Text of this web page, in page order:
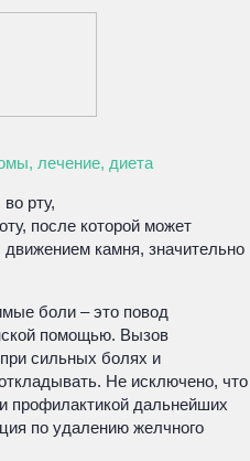
лечение, диета
рту,
после которой может
камня, значительно
боли – это повод
помощью. Вызов
сильных болях и
Не исключено, что
профилактикой дальнейших
по удалению желчного